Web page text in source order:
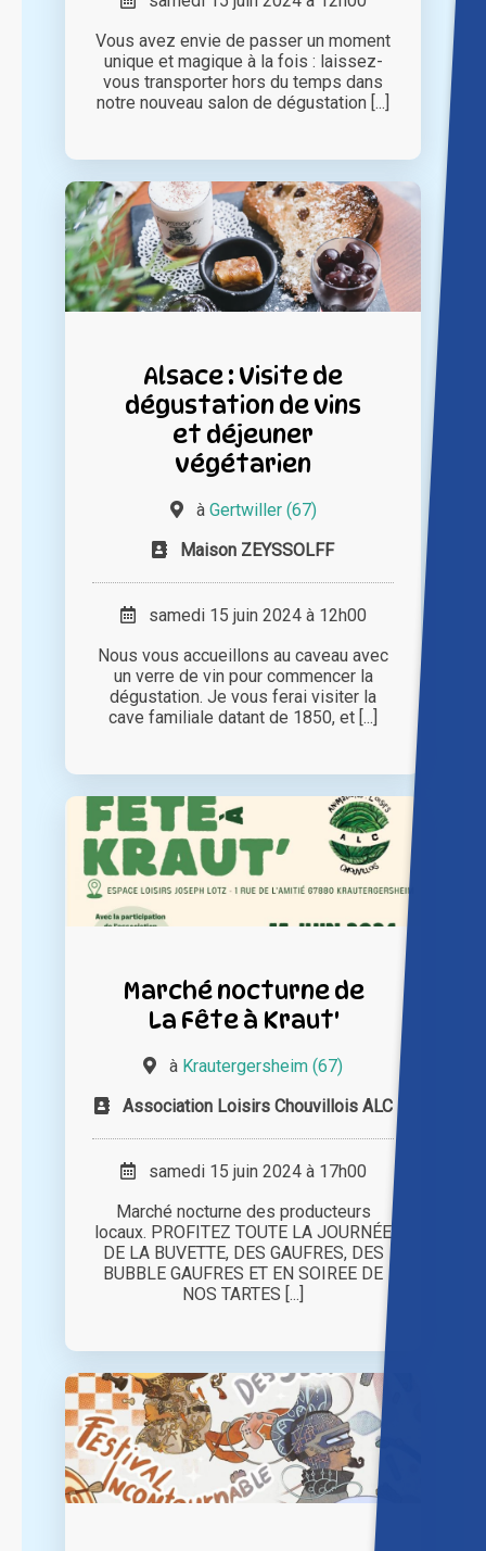
Vous avez envie de passer un moment
unique et magique à la fois : laissez-
vous transporter hors du temps dans
notre nouveau salon de dégustation [...]
Alsace : Visite de
dégustation de vins
et déjeuner
végétarien
à Gertwiller (67)
Maison ZEYSSOLFF
samedi 15 juin 2024 à 12h00
Nous vous accueillons au caveau avec
un verre de vin pour commencer la
dégustation. Je vous ferai visiter la
cave familiale datant de 1850, et [...]
Marché nocturne de
La Fête à Kraut'
à Krautergersheim (67)
Association Loisirs Chouvillois ALC
samedi 15 juin 2024 à 17h00
Marché nocturne des producteurs
locaux. PROFITEZ TOUTE LA JOURNÉE
DE LA BUVETTE, DES GAUFRES, DES
BUBBLE GAUFRES ET EN SOIREE DE
NOS TARTES [...]